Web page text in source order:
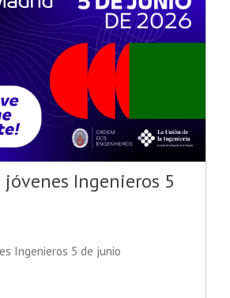
Ingenieros 5
Ingenieros 5 de junio